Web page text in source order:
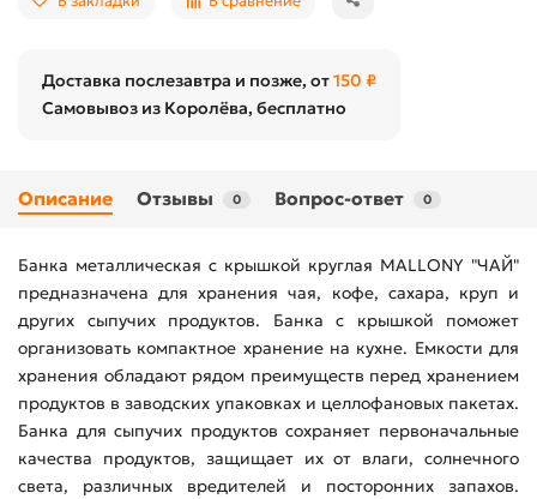
Доставка послезавтра и позже, от150 ₽
Самовывоз из Королёва, бесплатно
Описание Отзывы 0 Вопрос-ответ 0
Банка металлическая с крышкой круглая MALLONY "ЧАЙ"
предназначена для хранения чая, кофе, сахара, круп и
других сыпучих продуктов. Банка с крышкой поможет
организовать компактное хранение на кухне. Емкости для
хранения обладают рядом преимуществ перед хранением
продуктов в заводских упаковках и целлофановых пакетах.
Банка для сыпучих продуктов сохраняет первоначальные
качества продуктов, защищает их от влаги, солнечного
света, различных вредителей и посторонних запахов.